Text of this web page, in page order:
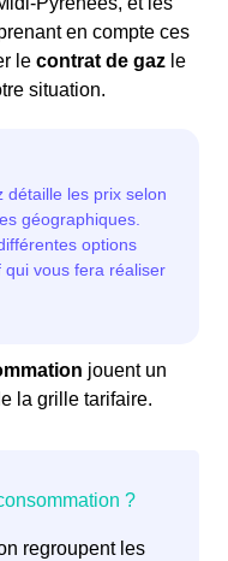
en compte ces
le contrat de gaz le
situation.
jouent un
la grille tarifaire.
regroupent les